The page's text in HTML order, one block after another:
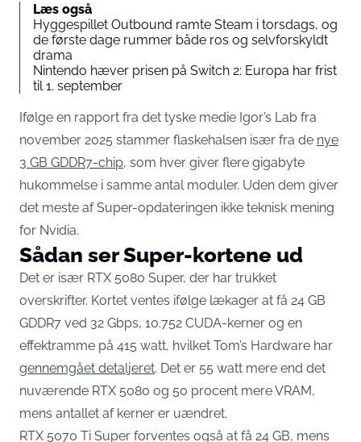
Læs også
Hyggespillet Outbound ramte Steam i torsdags, og
de første dage rummer både ros og selvforskyldt
drama
Nintendo hæver prisen på Switch 2: Europa har frist
til 1. september
Ifølge en rapport fra det tyske medie Igor’s Lab fra
november 2025 stammer flaskehalsen især fra de nye
3 GB GDDR7-chip, som hver giver flere gigabyte
hukommelse i samme antal moduler. Uden dem giver
det meste af Super-opdateringen ikke teknisk mening
for Nvidia.
Sådan ser Super-kortene ud
Det er især RTX 5080 Super, der har trukket
overskrifter. Kortet ventes ifølge lækager at få 24 GB
GDDR7 ved 32 Gbps, 10.752 CUDA-kerner og en
effektramme på 415 watt, hvilket Tom’s Hardware har
gennemgået detaljeret. Det er 55 watt mere end det
nuværende RTX 5080 og 50 procent mere VRAM,
mens antallet af kerner er uændret.
RTX 5070 Ti Super forventes også at få 24 GB, mens